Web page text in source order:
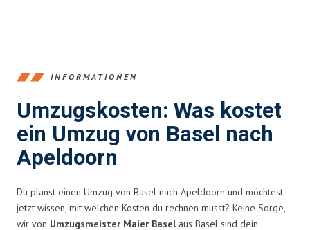
INFORMATIONEN
Umzugskosten: Was kostet
ein Umzug von Basel nach
Apeldoorn
Du planst einen Umzug von Basel nach Apeldoorn und möchtest
jetzt wissen, mit welchen Kosten du rechnen musst? Keine Sorge,
wir von Umzugsmeister Maier Baselaus Basel sind dein